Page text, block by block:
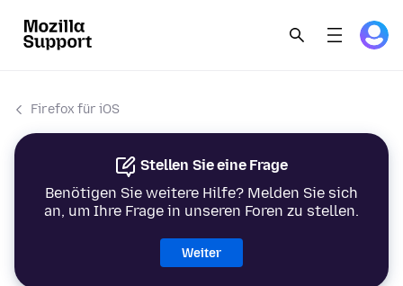
Firefox für iOS
Stellen Sie eine Frage
Benötigen Sie weitere Hilfe? Melden Sie sich
an, um Ihre Frage in unseren Foren zu stellen.
Weiter